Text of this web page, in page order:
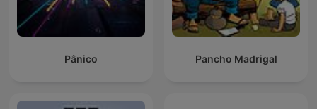
Pânico Pancho Madrigal